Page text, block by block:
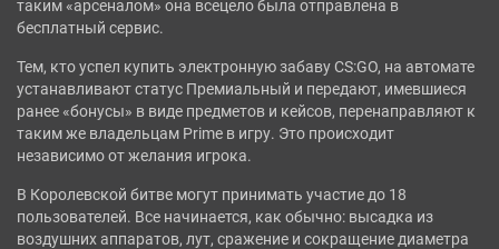
таким «арсеналом» она всецело была отправлена в
бесплатный сервис.
Тем, кто успел купить электронную забаву CS:GO, на автомате
устанавливают статус Премиальный и передают, имевшиеся
ранее «бонусы» в виде предметов и кейсов, перенаправляют к
таким же владельцам Prime в игру. Это происходит
независимо от желания игрока.
В Королевской битве могут принимать участие до 18
пользователей. Все начинается, как обычно: высадка из
воздушних аппаратов, лут, сражение и сокращение диаметра